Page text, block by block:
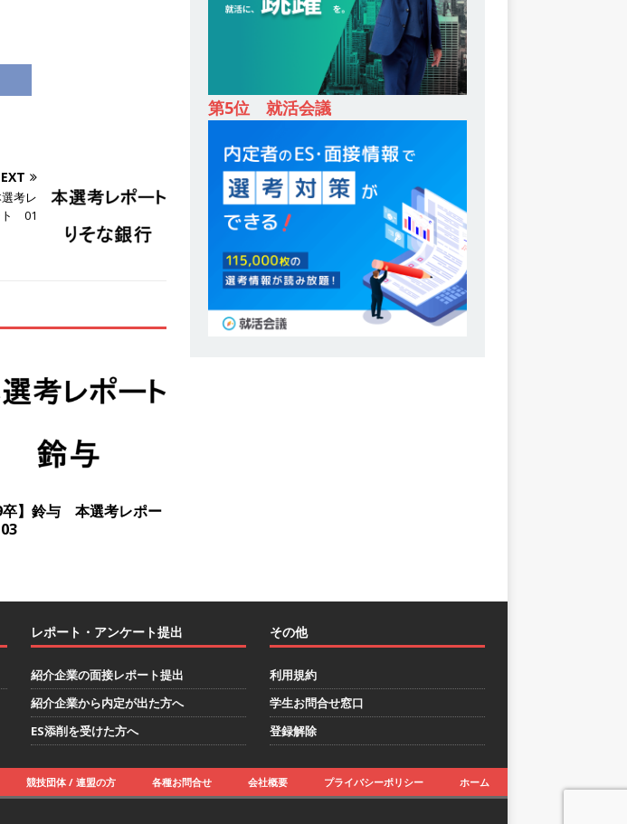
し ｜ 文理不問 】 7期連続
データ分析のエキスパート
ティクスラボ
右肩上がり ｜ 未経験から営業
用企業
】 大林グループ ｜ 全国規
現にも貢献 ｜ 初任給28万+各
ント開催 】香川・大阪勤務
） ｜ 充実の福利厚生・資格
字経営 ｜ 合田工務店
積極採用企業
リアを築ける可能性あり ｜
育会積極採用企業
から輸入した生薬・漢方原材
の安定感バツグン ｜ 日本粉
考レ
ト 01
卒】鈴与 本選考レポー
第5位 就活会議
レポート・アンケート提出
紹介企業の面接レポート提出
紹介企業から内定が出た方へ
ES添削を受けた方へ
その他
利用規約
学生お問合せ窓口
登録解除
競技団体 / 連盟の方 各種お問合せ 会社概要 プライバシーポリシー ホーム